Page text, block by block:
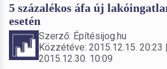
5 százalékos áfa új
esetén
Szerző: Építésijog.hu
Közzétéve: 2015.12.15.
2015.12.30. 10:09